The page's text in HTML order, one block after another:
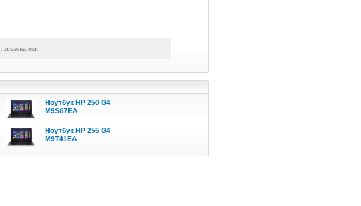
пользователи.
Ноутбук HP 250 G4
M9S67EA
Ноутбук HP 255 G4
M9T41EA